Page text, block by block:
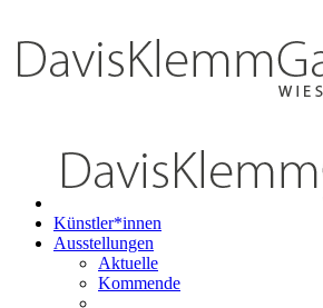
Künstler*innen
Ausstellungen
Aktuelle
Kommende